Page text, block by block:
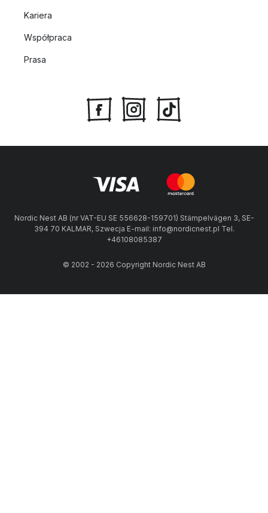
Kariera
Współpraca
Prasa
Nordic Nest AB (nr VAT-EU SE 556628-159701) Stämpelvägen 3, SE-
394 70 KALMAR, Szwecja E-mail: info@nordicnest.pl Tel.
+46108085387
© 2002 - 2026 Copyright Nordic Nest AB